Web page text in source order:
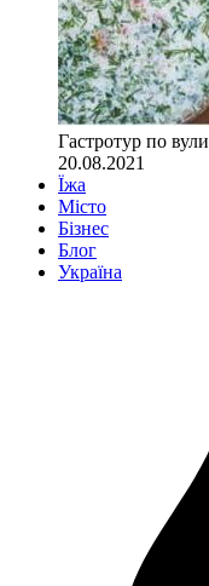
Гастротур по
20.08.2021
Їжа
Місто
Бізнес
Блог
Україна